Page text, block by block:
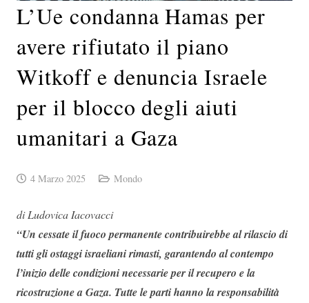
L’Ue condanna Hamas per
avere rifiutato il piano
Witkoff e denuncia Israele
per il blocco degli aiuti
umanitari a Gaza
4 Marzo 2025 Mondo
di Ludovica Iacovacci
“Un cessate il fuoco permanente contribuirebbe al rilascio di
tutti gli ostaggi israeliani rimasti, garantendo al contempo
l’inizio delle condizioni necessarie per il recupero e la
ricostruzione a Gaza. Tutte le parti hanno la responsabilità